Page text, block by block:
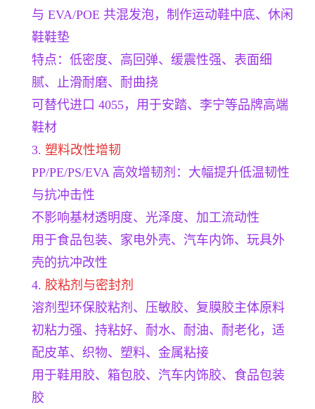
与 EVA/POE 共混发泡，制作运动鞋中底、休闲
鞋鞋垫
特点：低密度、高回弹、缓震性强、表面细
腻、止滑耐磨、耐曲挠
可替代进口 4055，用于安踏、李宁等品牌高端
鞋材
3. 塑料改性增韧
PP/PE/PS/EVA 高效增韧剂：大幅提升低温韧性
与抗冲击性
不影响基材透明度、光泽度、加工流动性
用于食品包装、家电外壳、汽车内饰、玩具外
壳的抗冲改性
4. 胶粘剂与密封剂
溶剂型环保胶粘剂、压敏胶、复膜胶主体原料
初粘力强、持粘好、耐水、耐油、耐老化，适
配皮革、织物、塑料、金属粘接
用于鞋用胶、箱包胶、汽车内饰胶、食品包装
胶